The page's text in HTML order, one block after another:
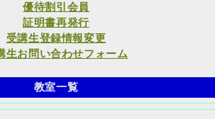
優待割引会員
証明書再発行
受講生登録情報変更
生お問い合わせフォーム
教室一覧